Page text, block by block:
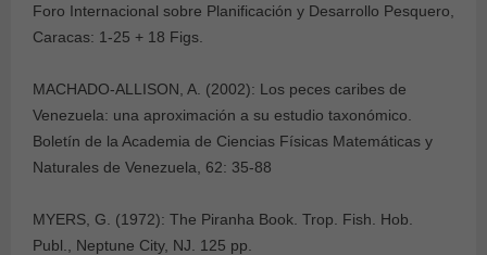
Foro Internacional sobre Planificación y Desarrollo Pesquero,
Caracas: 1-25 + 18 Figs.
MACHADO-ALLISON, A. (2002): Los peces caribes de
Venezuela: una aproximación a su estudio taxonómico.
Boletín de la Academia de Ciencias Físicas Matemáticas y
Naturales de Venezuela, 62: 35-88
MYERS, G. (1972): The Piranha Book. Trop. Fish. Hob.
Publ., Neptune City, NJ. 125 pp.